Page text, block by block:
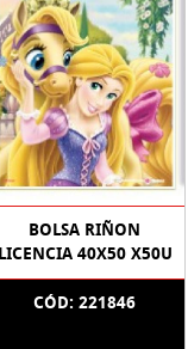
BOLSA RIÑON
LICENCIA 40X50 X50U
CÓD: 221846